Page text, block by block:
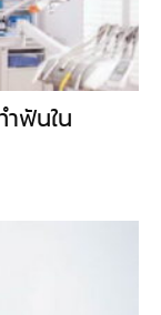
ฟันใน